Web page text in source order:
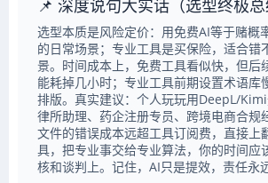
📌 深度说句大实话（选型终极总
选型本质是风险定价：用免费AI等于赌概
的日常场景；专业工具是买保险，适合错
景。时间成本上，免费工具看似快，但后
能耗掉几小时；专业工具前期设置术语库
排版。真实建议：个人玩玩用DeepL/
律所助理、药企注册专员、跨境电商合
文件的错误成本远超工具订阅费，直接上
具，把专业事交给专业算法，你的时间应
核和谈判上。记住，AI只是提效，责任永